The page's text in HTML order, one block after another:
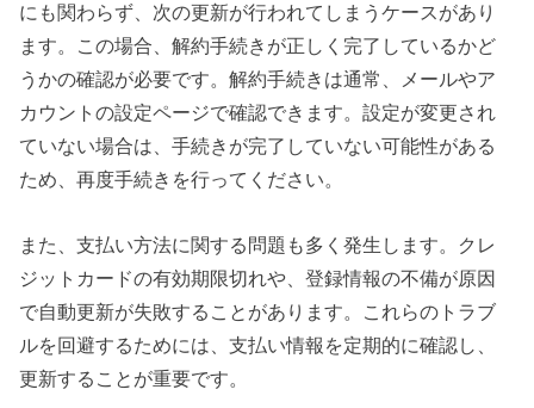
にも関わらず、次の更新が行われてしまうケースがあり
ます。この場合、解約手続きが正しく完了しているかど
うかの確認が必要です。解約手続きは通常、メールやア
カウントの設定ページで確認できます。設定が変更され
ていない場合は、手続きが完了していない可能性がある
ため、再度手続きを行ってください。
また、支払い方法に関する問題も多く発生します。クレ
ジットカードの有効期限切れや、登録情報の不備が原因
で自動更新が失敗することがあります。これらのトラブ
ルを回避するためには、支払い情報を定期的に確認し、
更新することが重要です。